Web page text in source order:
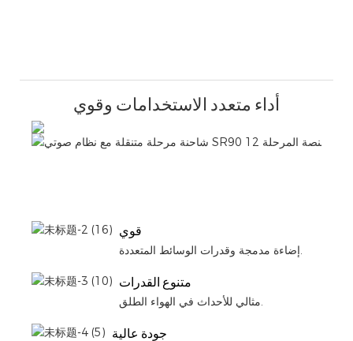
أداء متعدد الاستخدامات وقوي
قوي
إضاءة مدمجة وقدرات الوسائط المتعددة.
متنوع القدرات
مثالي للأحداث في الهواء الطلق.
جودة عالية